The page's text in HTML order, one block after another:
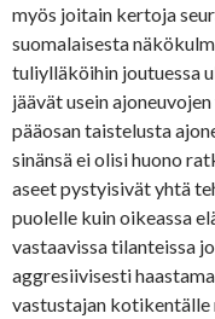
myös joitain kertoja
suomalaisesta
tuliylläköihin joutuessa
jäävät usein
pääosan taistelusta
sinänsä ei olisi huono
aseet pystyisivät yhtä
puolelle kuin oikeassa
vastaavissa tilanteissa
aggresiivisesti
vastustajan